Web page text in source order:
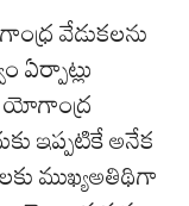
వేడుకలను
ఏర్పాట్లు
యోగాంద్ర
ఇప్పటికే అనేక
ముఖ్యఅతిథిగా